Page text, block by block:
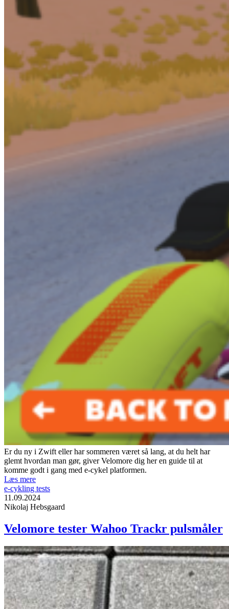
Er du ny i Zwift eller har sommeren været så lang, at du helt har
glemt hvordan man gør, giver Velomore dig her en guide til at
komme godt i gang med e-cykel platformen.
Læs mere
e-cykling tests
11.09.2024
Nikolaj Hebsgaard
Velomore tester Wahoo Trackr pulsmåler